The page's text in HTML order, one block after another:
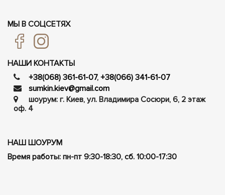
МЫ В СОЦСЕТЯХ
НАШИ КОНТАКТЫ
+38(068) 361-61-07, +38(066) 341-61-07
sumkin.kiev@gmail.com
шоурум: г. Киев, ул. Владимира Сосюри, ​​6, 2 этаж
оф. 4
НАШ ШОУРУМ
Время работы: пн-пт 9:30-18:30, сб. 10:00-17:30